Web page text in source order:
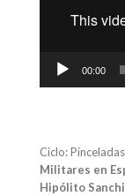
00:00
Ciclo:
Militares en
Hipólito